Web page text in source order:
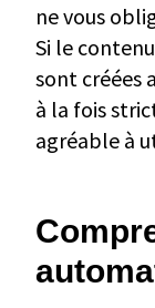
ne vous
Si le
sont créées
à la fois
agréable à